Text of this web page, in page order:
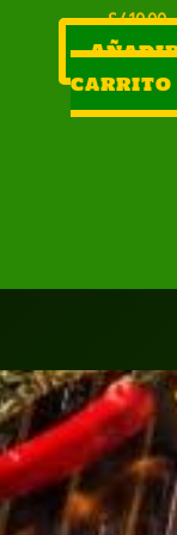
S/10.00
carrito